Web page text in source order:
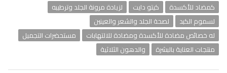
كمضاد للأكسدة
كيتو دايت
لزيادة مرونة الجلد وترطيبه
لسموم الكبد
لصحة الجلد والشعر والعينين
له خصائص مضادة للأكسدة ومضادة للالتهابات
مستحضرات التجميل
منتجات العناية بالبشرة
والدهون الثلاثية